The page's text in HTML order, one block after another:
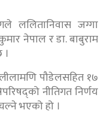
ललितानिवास जग्गा
नेपाल र डा. बाबुराम
पौडेलसहित १७
नीतिगत निर्णय
भएको हो ।